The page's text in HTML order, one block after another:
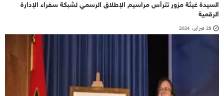
السيدة غيثة مزور تترأس مراسيم الإطلاق الرسمي لشبكة سفراء الإدارة
الرقمية
28 فبراير، 2024